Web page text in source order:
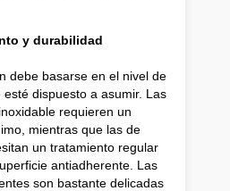
y durabilidad
debe basarse en el nivel de
dispuesto a asumir. Las
requieren un
mientras que las de
un tratamiento regular
antiadherente. Las
son bastante delicadas